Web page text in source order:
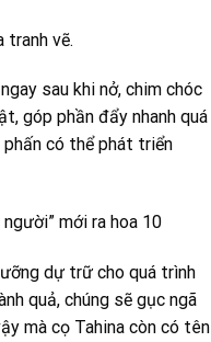
tranh vẽ.
sau khi nở, chim chóc
góp phần đẩy nhanh quá
có thể phát triển
mới ra hoa 10
dự trữ cho quá trình
quả, chúng sẽ gục ngã
mà cọ Tahina còn có tên